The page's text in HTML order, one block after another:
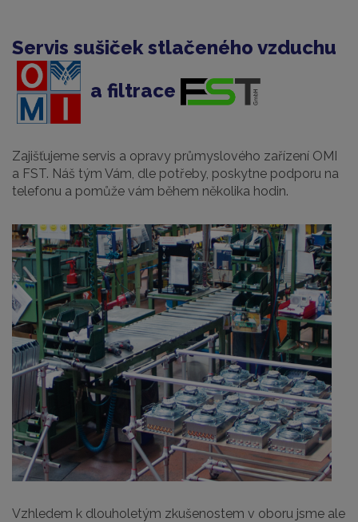
Servis sušiček stlačeného vzduchu
a filtrace
Zajišťujeme servis a opravy průmyslového zařízení OMI
a FST. Náš tým Vám, dle potřeby, poskytne podporu na
telefonu a pomůže vám během několika hodin.
Vzhledem k dlouholetým zkušenostem v oboru jsme ale